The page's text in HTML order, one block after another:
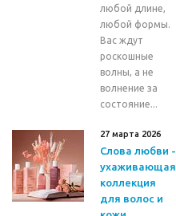
любой длине,
любой формы.
Вас ждут
роскошные
волны, а не
волнение за
состояние...
27 марта 2026
Слова любви -
ухаживающая
коллекция
для волос и